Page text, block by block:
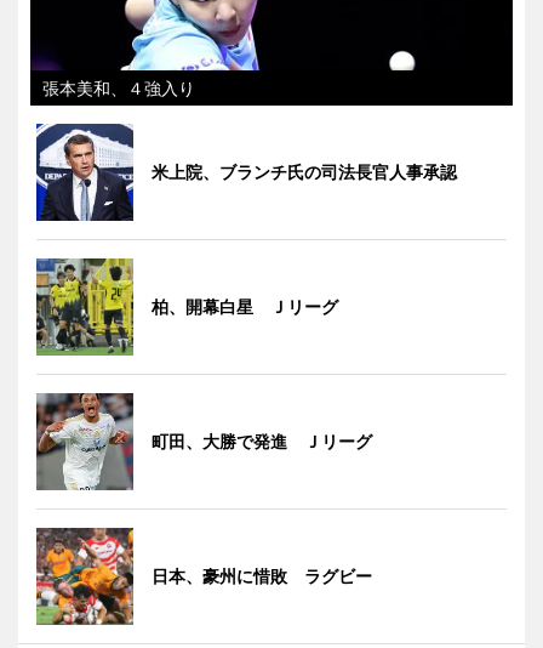
張本美和、４強入り
米上院、ブランチ氏の司法長官人事承認
柏、開幕白星 Ｊリーグ
町田、大勝で発進 Ｊリーグ
日本、豪州に惜敗 ラグビー